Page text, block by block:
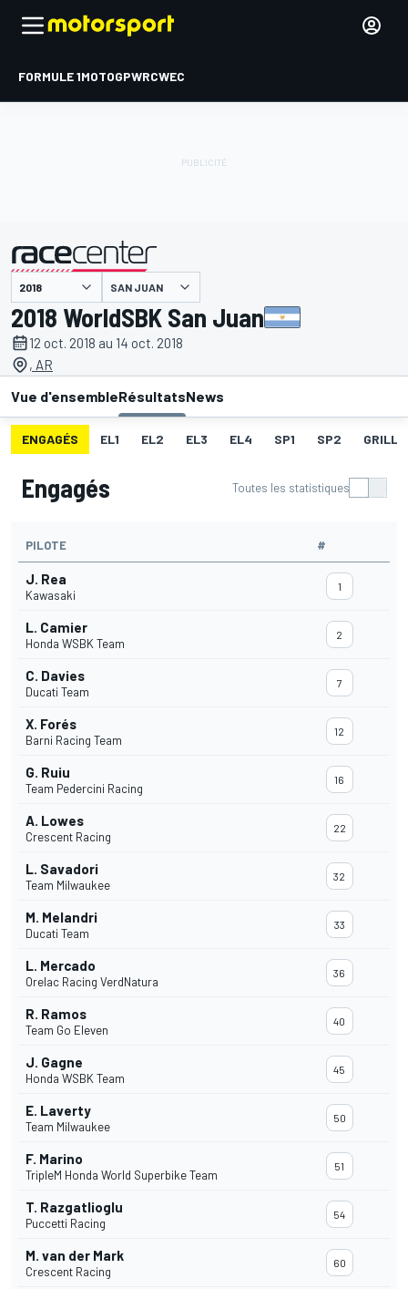
FORMULE 1MOTOGPWRCWEC
présenté par SAN JUAN
2018 WorldSBK San Juan
12 oct. 2018 au 14 oct. 2018
, AR
Vue d'ensembleRésultatsNews
ENGAGÉS EL1 EL2 EL3 EL4 SP1 SP2
Engagés Toutes les statistiques
PILOTE #
J. Rea
Kawasaki
1
L. Camier
Honda WSBK Team
2
C. Davies
Ducati Team
7
X. Forés
Barni Racing Team
12
G. Ruiu
Team Pedercini Racing
16
A. Lowes
Crescent Racing
22
L. Savadori
Team Milwaukee
32
M. Melandri
Ducati Team
33
L. Mercado
Orelac Racing VerdNatura
36
R. Ramos
Team Go Eleven
40
J. Gagne
Honda WSBK Team
45
E. Laverty
Team Milwaukee
50
F. Marino
TripleM Honda World Superbike Team
51
T. Razgatlioglu
Puccetti Racing
54
M. van der Mark
Crescent Racing
60